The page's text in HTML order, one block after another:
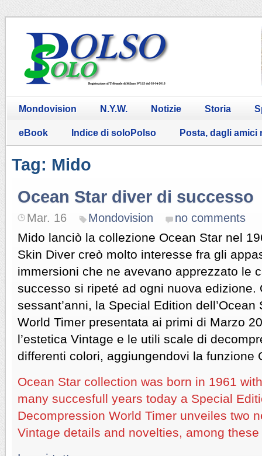
Mondovision N.Y.W. Notizie Storia
eBook Indice di soloPolso Posta, dagli amici
Tag: Mido
Ocean Star diver di successo
Mar. 16 Mondovision no comments
Mido lanciò la collezione Ocean Star nel
Skin Diver creò molto interesse fra gli
immersioni che ne avevano apprezzato le
successo si ripeté ad ogni nuova edizione.
sessant’anni, la Special Edition
World Timer presentata ai primi di Marzo
l’estetica Vintage e le utili scale di
differenti colori, aggiungendovi la funzione
Ocean Star collection was born in 1961
many succesfull years today a Special
Decompression World Timer unveiles two
Vintage details and novelties, among